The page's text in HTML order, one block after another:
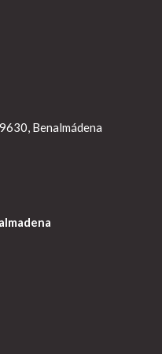
Benalmádena